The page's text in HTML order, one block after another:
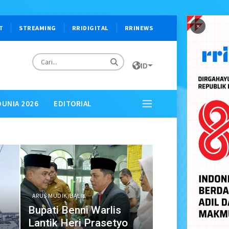
×
STREAMING RRIDIGITAL RRINEWS
ID
2026 EDITORIAL
ARUS MUDIK/BALIK
Bupati Benni Warlis
Lantik Heri Prasetyo